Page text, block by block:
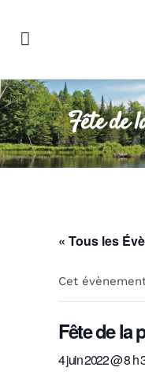
Fête de
« Tous les
Cet
Fête de la
4 juin 2022 @ 8 h